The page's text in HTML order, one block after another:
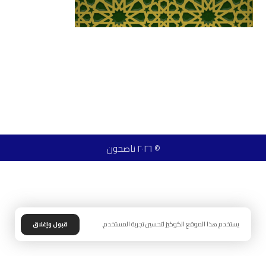
© ٢٠٢٦ ناصحون
يستخدم هذا الموقع الكوكيز لتحسين تجربة المستخدم. قبول وإغلاق